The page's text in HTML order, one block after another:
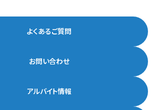
よくあるご質問
お問い合わせ
アルバイト情報